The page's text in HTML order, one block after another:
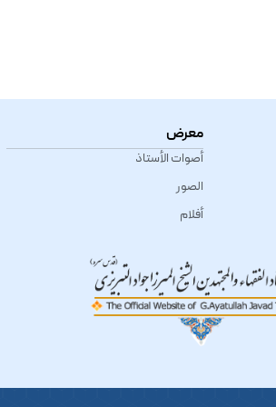
معرض
أصوات الأستاذ
الصور
أفلام